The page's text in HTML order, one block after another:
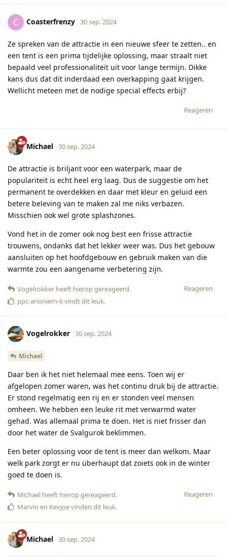
C Coasterfrenzy 30 sep. 2024
Ze spreken van de attractie in een nieuwe sfeer te zetten.. en
een tent is een prima tijdelijke oplossing, maar straalt niet
bepaald veel professionaliteit uit voor lange termijn. Dikke
kans dus dat dit inderdaad een overkapping gaat krijgen.
Wellicht meteen met de nodige special effects erbij?
Reageren
Michael 30 sep. 2024
De attractie is briljant voor een waterpark, maar de
populariteit is echt heel erg laag. Dus de suggestie om het
permanent te overdekken en daar met kleur en geluid een
betere beleving van te maken zal me niks verbazen.
Misschien ook wel grote splashzones.
Vond het in de zomer ook nog best een frisse attractie
trouwens, ondanks dat het lekker weer was. Dus het gebouw
aansluiten op het hoofdgebouw en gebruik maken van die
warmte zou een aangename verbetering zijn.
Reageren
Vogelrokker heeft hierop gereageerd.
ppc-anoniem-6vindt dit leuk.
Vogelrokker 30 sep. 2024
Michael
Daar ben ik het niet helemaal mee eens. Toen wij er
afgelopen zomer waren, was het continu druk bij de attractie.
Er stond regelmatig een rij en er stonden veel mensen
omheen. We hebben een leuke rit met verwarmd water
gehad. Was allemaal prima te doen. Het is niet frisser dan
door het water de Svalgurok beklimmen.
Een beter oplossing voor de tent is meer dan welkom. Maar
welk park zorgt er nu überhaupt dat zoiets ook in de winter
goed te doen is.
Reageren
Michael heeft hierop gereageerd.
Marvin en Kevjoevinden dit leuk.
Michael 30 sep. 2024